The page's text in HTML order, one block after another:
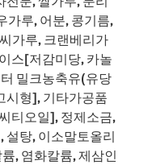
가루, 어분, 콩기름,
가루, 크랜베리가
스[저감미당, 카놀
밀크농축유(유당
시형], 기타가공품
티오일], 정제소금,
탕, 이소말토올리
, 염화칼륨, 제삼인